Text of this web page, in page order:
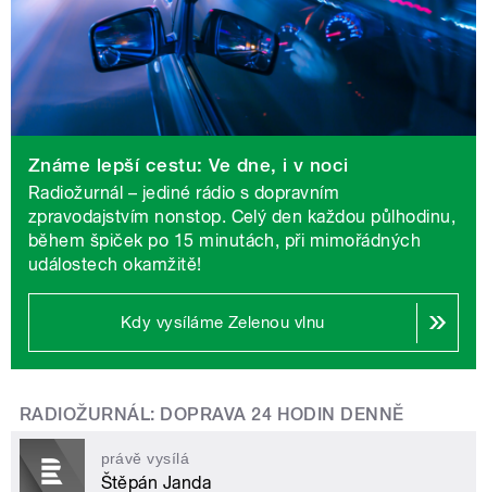
Známe lepší cestu: Ve dne, i v noci
Radiožurnál – jediné rádio s dopravním
zpravodajstvím nonstop. Celý den každou půlhodinu,
během špiček po 15 minutách, při mimořádných
událostech okamžitě!
Kdy vysíláme Zelenou vlnu
RADIOŽURNÁL: DOPRAVA 24 HODIN DENNĚ
právě vysílá
Štěpán Janda